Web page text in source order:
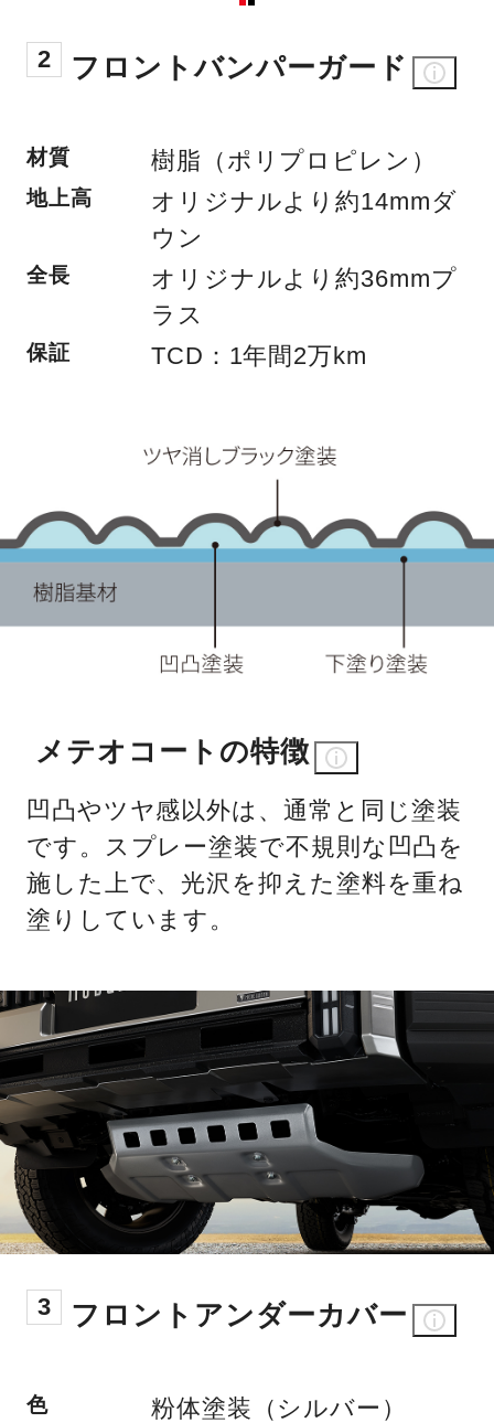
2 フロントバンパーガード
材質 樹脂（ポリプロピレン）
地上高
オリジナルより約14mmダ
ウン
全長
オリジナルより約36mmプ
ラス
保証 TCD：1年間2万km
メテオコートの特徴
凹凸やツヤ感以外は、通常と同じ塗装
です。スプレー塗装で不規則な凹凸を
施した上で、光沢を抑えた塗料を重ね
塗りしています。
3 フロントアンダーカバー
色 粉体塗装（シルバー）